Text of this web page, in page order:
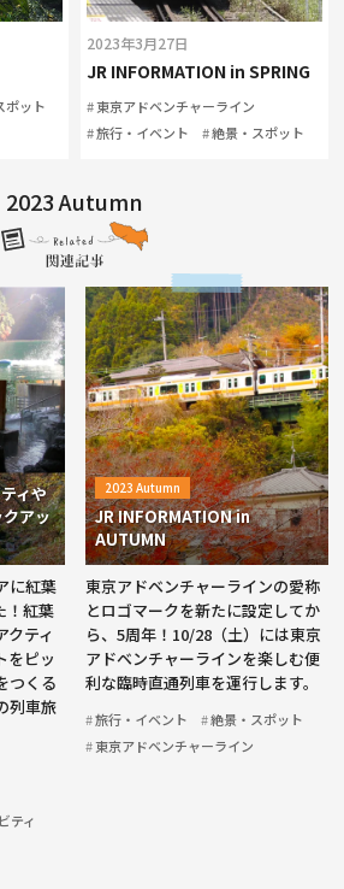
ポット
2023年3月27日
JR INFORMATION in SPRING
東京アドベンチャーライン
旅行・イベント
絶景・スポット
2023 Autumn
ィや
アッ
に紅葉
！紅葉
クティ
をピッ
つくる
列車旅
ティ
2023 Autumn
JR INFORMATION in
AUTUMN
東京アドベンチャーラインの愛称
とロゴマークを新たに設定してか
ら、5周年！10/28（土）には東京
アドベンチャーラインを楽しむ便
利な臨時直通列車を運行します。
旅行・イベント
絶景・スポット
東京アドベンチャーライン